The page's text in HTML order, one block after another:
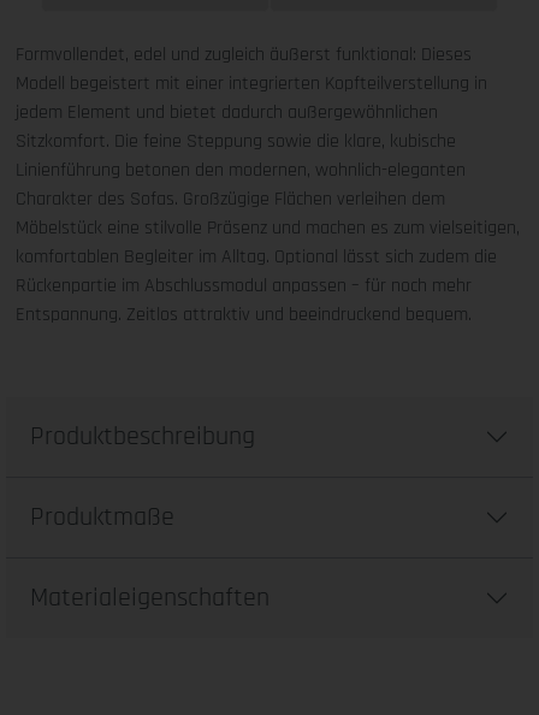
Formvollendet, edel und zugleich äußerst funktional: Dieses
Modell begeistert mit einer integrierten Kopfteilverstellung in
jedem Element und bietet dadurch außergewöhnlichen
Sitzkomfort. Die feine Steppung sowie die klare, kubische
Linienführung betonen den modernen, wohnlich-eleganten
Charakter des Sofas. Großzügige Flächen verleihen dem
Möbelstück eine stilvolle Präsenz und machen es zum vielseitigen,
komfortablen Begleiter im Alltag. Optional lässt sich zudem die
Rückenpartie im Abschlussmodul anpassen – für noch mehr
Entspannung. Zeitlos attraktiv und beeindruckend bequem.
Produktbeschreibung
Produktmaße
Materialeigenschaften